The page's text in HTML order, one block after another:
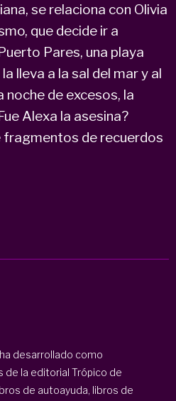
se relaciona con Olivia
que decide ir a
Pares, una playa
lleva a la sal del mar y al
noche de excesos, la
Alexa la asesina?
fragmentos de recuerdos
desarrollado como
la editorial Trópico de
de autoayuda, libros de